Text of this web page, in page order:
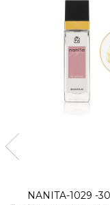
NANITA-1029 -